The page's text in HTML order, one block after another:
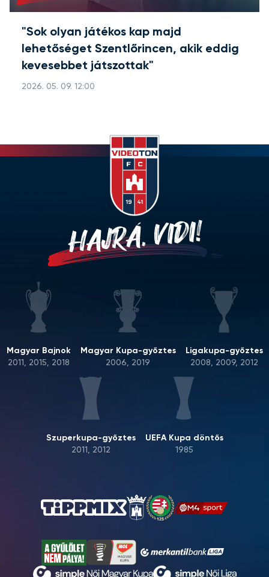
"Sok olyan játékos kap majd
lehetőséget Szentlőrincen, akik eddig
kevesebbet játszottak"
2026. 05. 09. 12:00
HAJRÁ, VIDI!
Magyar Bajnok
2011, 2015, 2018
Magyar Kupa-győztes
2006, 2019
Ligakupa-győztes
2008, 2009, 2012
Szuperkupa-győztes
2011, 2012
UEFA Kupa döntős
1985